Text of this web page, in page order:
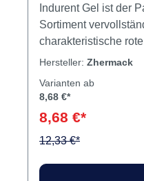
Indurent Gel ist der
Sortiment
charakteristische
erkennen, ob die
die Nutzung mit dem
Produkten kann es
Qualitätsverlusten
Zetaplus System
Hersteller: Zhermack
Varianten ab
8,68 €*
8,68 €*
12,33 €*